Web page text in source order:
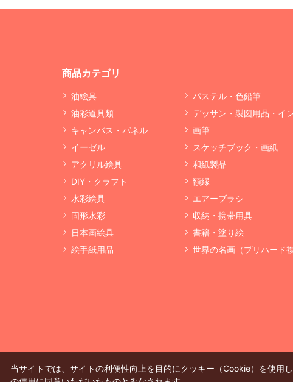
商品カテゴリ
油絵具
油彩道具類
キャンバス・パネル
イーゼル
アクリル絵具
DIY・クラフト
水彩絵具
固形水彩
日本画絵具
絵手紙用品
パステル・色鉛筆
デッサン・製図用品・イ
画筆
スケッチブック・画紙
和紙製品
額縁
エアーブラシ
収納・携帯用具
書籍・塗り絵
世界の名画（プリハード複
当サイトでは、サイトの利便性向上を目的にクッキー（Cookie）を使用